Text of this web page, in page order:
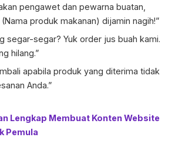
pengawet dan pewarna buatan,
produk makanan) dijamin nagih!”
segar-segar? Yuk order jus buah kami.
hilang.”
apabila produk yang diterima tidak
Anda.”
Lengkap Membuat Konten Website
Pemula